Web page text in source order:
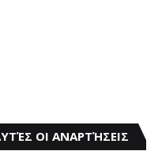
ΟΙ ΑΝΑΡΤΉΣΕΙΣ